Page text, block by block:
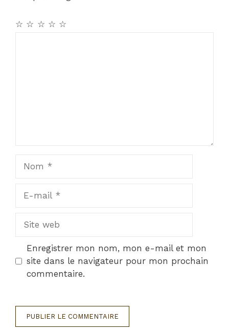
☆
☆
☆
☆
☆
mail
web
Enregistrer mon nom, mon e-mail et mon
site dans le navigateur pour mon prochain
commentaire.